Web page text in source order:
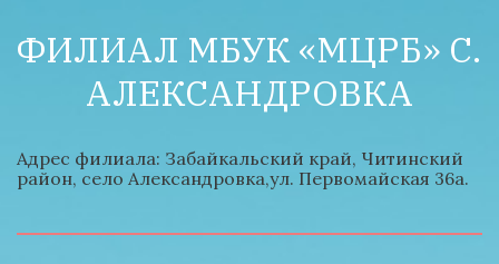
ФИЛИАЛ МБУК «МЦРБ» С.
АЛЕКСАНДРОВКА
Адрес филиала: Забайкальский край, Читинский
район, село Александровка,ул. Первомайская 36а.